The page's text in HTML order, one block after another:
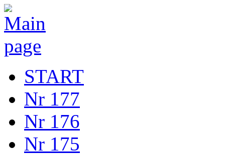
START
Nr 177
Nr 176
Nr 175